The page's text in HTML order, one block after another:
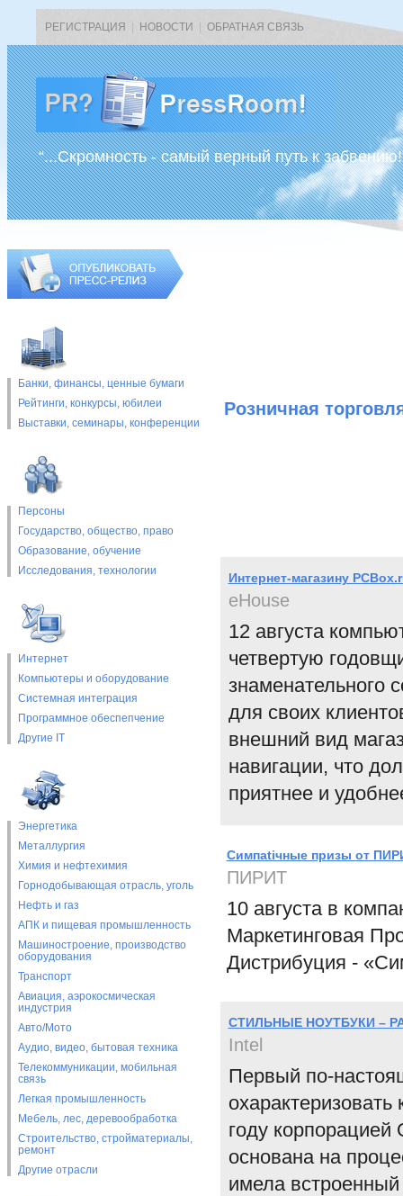
РЕГИСТРАЦИЯ НОВОСТИ ОБРАТНАЯ СВЯЗЬ
“...Скромность - самый верный путь к
Банки, финансы, ценные бумаги
Рейтинги, конкурсы, юбилеи
Выставки, cеминары, конференции
Персоны
Государство, общество, право
Образование, обучение
Исследования, технологии
Интернет
Компьютеры и оборудование
Системная интеграция
Программное обеспепчение
Другие IT
Энергетика
Металлургия
Химия и нефтехимия
Горнодобывающая отрасль, уголь
Нефть и газ
АПК и пищевая промышленность
Машиностроение, производство
оборудования
Транспорт
Авиация, аэрокосмическая
индустрия
Авто/Мото
Аудио, видео, бытовая техника
Телекоммуникации, мобильная
связь
Легкая промышленность
Мебель, лес, деревообработка
Строительство, стройматериалы,
ремонт
Другие отрасли
Розничная
Интернет-магазину
eHouse
12 августа
четвертую
знаменательного
для своих
внешний вид
навигации, что
приятнее и
Симпatiчные призы от
ПИРИТ
10 августа в
Маркетинговая
Дистрибуция -
СТИЛЬНЫЕ НОУТБУКИ –
Intel
Первый по-
году
основана на
имела